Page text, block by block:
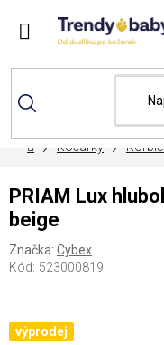
DomůKočárky
PRIAM Lux
beige
Značka: Cybex
Kód: 523000819
výprodej